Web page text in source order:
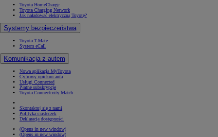
Toyota HomeCharge
Toyota Charging Network
Jak naładować elektryczną Toyotę?
Systemy bezpieczeństwa
Toyota T-Mate
System eCall
Komunikacja z autem
Nowa aplikacja MyToyota
Cyfrowy opiekun auta
Usługi Connected
Płatne subskrypcje
Toyota Connectivity Match
Skontaktuj się z nami
Polityka ciasteczek
Deklaracja dostępności
(Opens in new window)
(Opens in new window)